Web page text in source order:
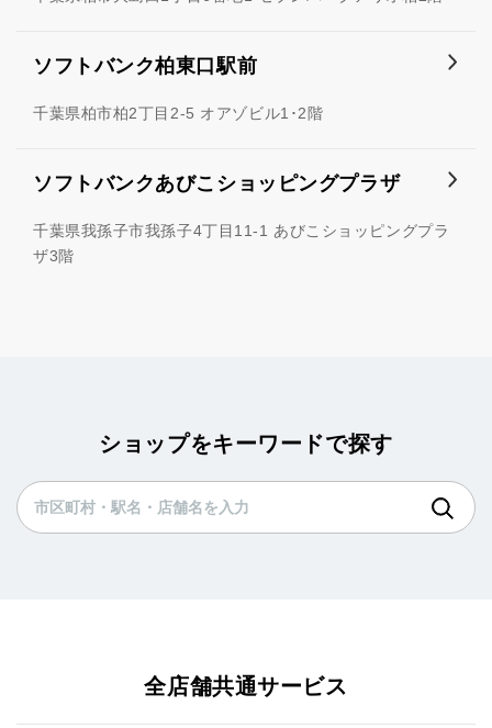
ソフトバンク柏東口駅前
千葉県柏市柏2丁目2-5 オアゾビル1･2階
ソフトバンクあびこショッピングプラザ
千葉県我孫子市我孫子4丁目11-1 あびこショッピングプラ
ザ3階
ショップをキーワードで探す
全店舗共通サービス